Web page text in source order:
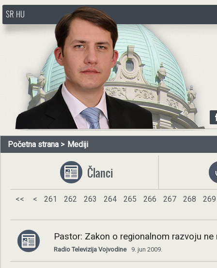
http://www.pasztorbalint.rs/sr
SR HU
Početna strana Mediji
Članci
<< < 261 262 263 264 265 266 267 268 269
Pastor: Zakon o regionalnom razvoju
Radio Televizija Vojvodine 9. jun 2009.